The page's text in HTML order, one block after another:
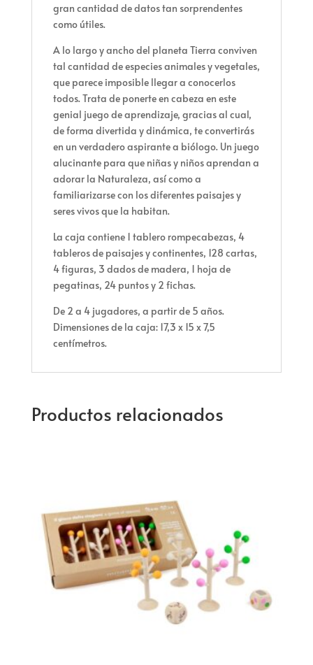
gran cantidad de datos tan sorprendentes
como útiles.
A lo largo y ancho del planeta Tierra conviven
tal cantidad de especies animales y vegetales,
que parece imposible llegar a conocerlos
todos. Trata de ponerte en cabeza en este
genial juego de aprendizaje, gracias al cual,
de forma divertida y dinámica, te convertirás
en un verdadero aspirante a biólogo. Un juego
alucinante para que niñas y niños aprendan a
adorar la Naturaleza, así como a
familiarizarse con los diferentes paisajes y
seres vivos que la habitan.
La caja contiene 1 tablero rompecabezas, 4
tableros de paisajes y continentes, 128 cartas,
4 figuras, 3 dados de madera, 1 hoja de
pegatinas, 24 puntos y 2 fichas.
De 2 a 4 jugadores, a partir de 5 años.
Dimensiones de la caja: 17,3 x 15 x 7,5
centímetros.
Productos relacionados